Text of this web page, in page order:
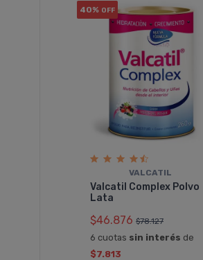
40% OFF
VALCATIL
Valcatil Complex Polvo
Lata
$46.876 $78.127
6 cuotas sin interés de
$7.813